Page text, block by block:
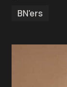
BN'ers